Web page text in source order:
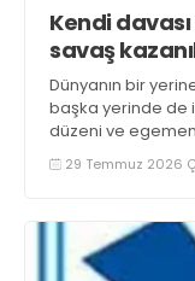
Kendi davası
savaş
Dünyanın bir
başka yerinde de
düzeni ve
29 Temmuz 2026